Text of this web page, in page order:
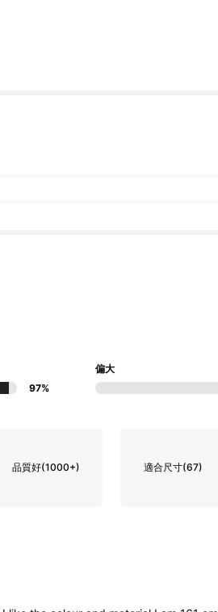
97%
偏大
品質好(1000+) 適合尺寸(67)